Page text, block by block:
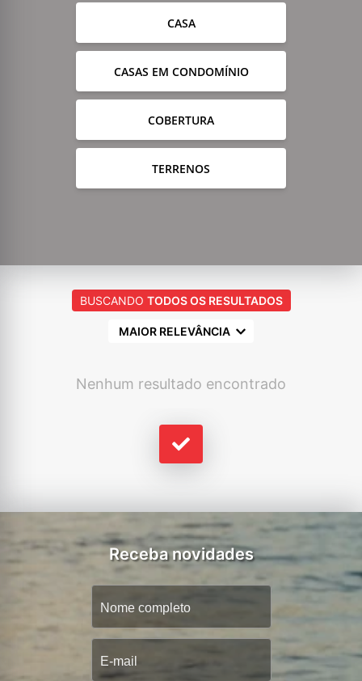
CASA
CASAS EM CONDOMÍNIO
COBERTURA
TERRENOS
BUSCANDO TODOS OS RESULTADOS
MAIOR RELEVÂNCIA
Nenhum resultado encontrado
Receba novidades